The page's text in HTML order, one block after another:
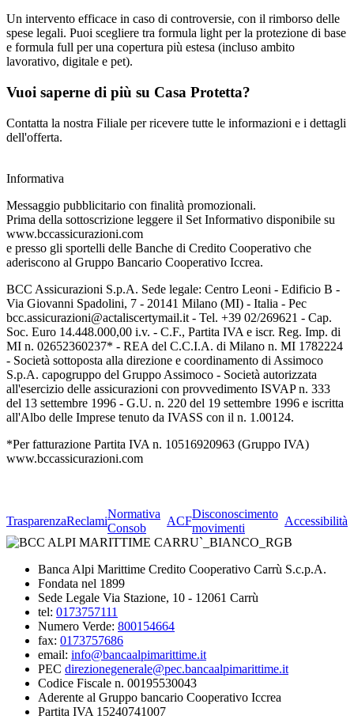
Un intervento efficace in caso di controversie, con il rimborso delle
spese legali. Puoi scegliere tra formula light per la protezione di base
e formula full per una copertura più estesa (incluso ambito
lavorativo, digitale e pet).
Vuoi saperne di più su Casa Protetta?
Contatta la nostra Filiale per ricevere tutte le informazioni e i dettagli
dell'offerta.
Informativa
Messaggio pubblicitario con finalità promozionali.
Prima della sottoscrizione leggere il Set Informativo disponibile su
www.bccassicurazioni.com
e presso gli sportelli delle Banche di Credito Cooperativo che
aderiscono al Gruppo Bancario Cooperativo Iccrea.
BCC Assicurazioni S.p.A. Sede legale: Centro Leoni - Edificio B -
Via Giovanni Spadolini, 7 - 20141 Milano (MI) - Italia - Pec
bcc.assicurazioni@actaliscertymail.it - Tel. +39 02/269621 - Cap.
Soc. Euro 14.448.000,00 i.v. - C.F., Partita IVA e iscr. Reg. Imp. di
MI n. 02652360237* - REA del C.C.I.A. di Milano n. MI 1782224
- Società sottoposta alla direzione e coordinamento di Assimoco
S.p.A. capogruppo del Gruppo Assimoco - Società autorizzata
all'esercizio delle assicurazioni con provvedimento ISVAP n. 333
del 13 settembre 1996 - G.U. n. 220 del 19 settembre 1996 e iscritta
all'Albo delle Imprese tenuto da IVASS con il n. 1.00124.
*Per fatturazione Partita IVA n. 10516920963 (Gruppo IVA)
www.bccassicurazioni.com
TrasparenzaReclami
Normativa
Consob
ACF
Disconoscimento
movimenti
Accessibilità
Banca Alpi Marittime Credito Cooperativo Carrù S.c.p.A.
Fondata nel 1899
Sede Legale Via Stazione, 10 - 12061 Carrù
tel: 0173757111
Numero Verde: 800154664
fax: 0173757686
email: info@bancaalpimarittime.it
PEC direzionegenerale@pec.bancaalpimarittime.it
Codice Fiscale n. 00195530043
Aderente al Gruppo bancario Cooperativo Iccrea
Partita IVA 15240741007